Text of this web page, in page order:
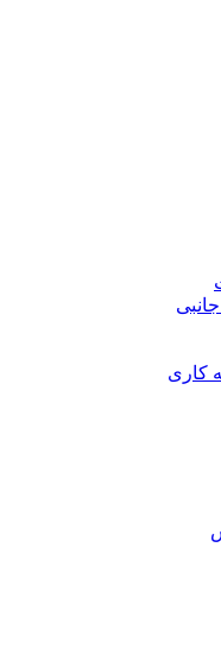
کاری